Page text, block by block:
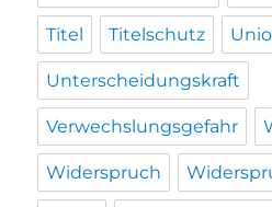
Titel Titelschutz
Unterscheidungskraft
Verwechslungsgefahr
Widerspruch